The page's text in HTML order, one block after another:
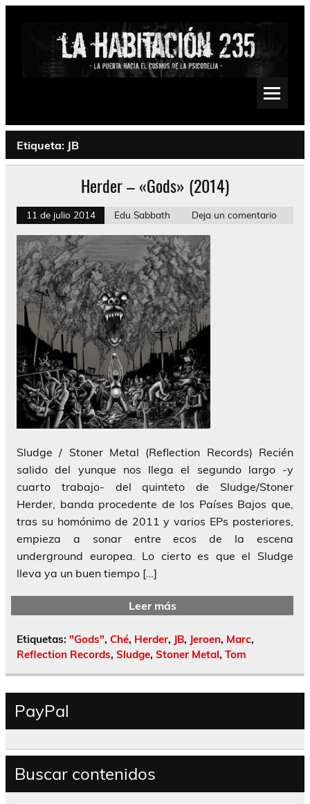
Saltar
Psychedelic, Stoner, Doom, Sludge, Fuzz, Space, Drone
Etiqueta: JB
Herder – «Gods» (2014)
11 de julio 2014 Edu Sabbath Deja un comentario
Sludge / Stoner Metal (Reflection Records) Recién
salido del yunque nos llega el segundo largo -y
cuarto trabajo- del quinteto de Sludge/Stoner
Herder, banda procedente de los Países Bajos que,
tras su homónimo de 2011 y varios EPs posteriores,
empieza a sonar entre ecos de la escena
underground europea. Lo cierto es que el Sludge
lleva ya un buen tiempo […]
Leer más
Etiquetas: "Gods", Ché, Herder, JB, Jeroen, Marc,
Reflection Records, Sludge, Stoner Metal, Tom
PayPal
Buscar contenidos